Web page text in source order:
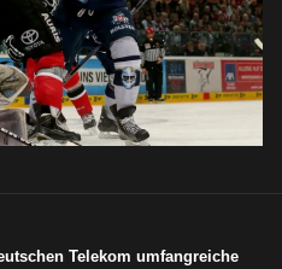
Telekom umfangreiche